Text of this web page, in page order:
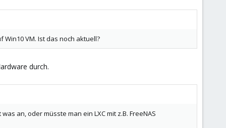
VM. Ist das noch aktuell?
durch.
an, oder müsste man ein LXC mit z.B. FreeNAS